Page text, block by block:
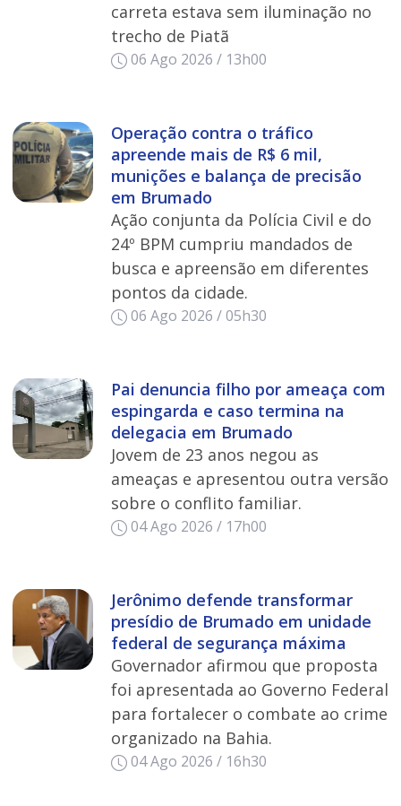
carreta estava sem iluminação no
trecho de Piatã
06 Ago 2026 / 13h00
Operação contra o tráfico
apreende mais de R$ 6 mil,
munições e balança de precisão
em Brumado
Ação conjunta da Polícia Civil e do
24º BPM cumpriu mandados de
busca e apreensão em diferentes
pontos da cidade.
06 Ago 2026 / 05h30
Pai denuncia filho por ameaça com
espingarda e caso termina na
delegacia em Brumado
Jovem de 23 anos negou as
ameaças e apresentou outra versão
sobre o conflito familiar.
04 Ago 2026 / 17h00
Jerônimo defende transformar
presídio de Brumado em unidade
federal de segurança máxima
Governador afirmou que proposta
foi apresentada ao Governo Federal
para fortalecer o combate ao crime
organizado na Bahia.
04 Ago 2026 / 16h30